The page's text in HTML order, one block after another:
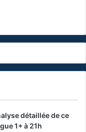
détaillée de ce
1+ à 21h